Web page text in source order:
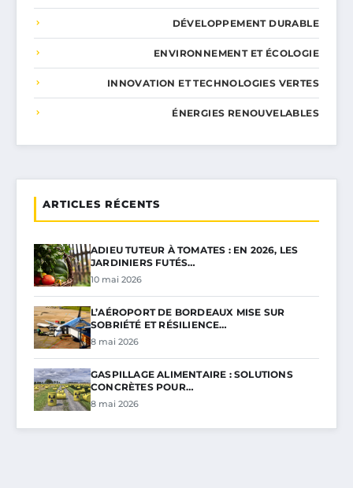
DÉVELOPPEMENT DURABLE
ENVIRONNEMENT ET ÉCOLOGIE
INNOVATION ET TECHNOLOGIES VERTES
ÉNERGIES RENOUVELABLES
ARTICLES RÉCENTS
ADIEU TUTEUR À TOMATES : EN 2026, LES
JARDINIERS FUTÉS…
10 mai 2026
L’AÉROPORT DE BORDEAUX MISE SUR
SOBRIÉTÉ ET RÉSILIENCE…
8 mai 2026
GASPILLAGE ALIMENTAIRE : SOLUTIONS
CONCRÈTES POUR…
8 mai 2026